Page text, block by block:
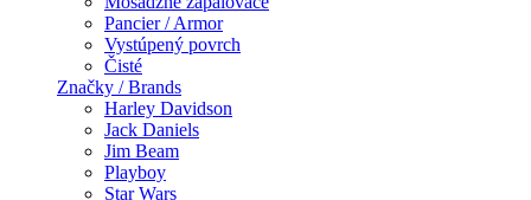
Pancier / Armor
Vystúpený povrch
Čisté
Značky / Brands
Harley Davidson
Jack Daniels
Jim Beam
Playboy
Star Wars